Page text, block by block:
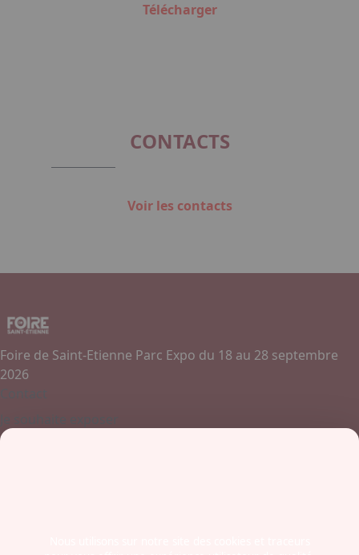
Télécharger
CONTACTS
Voir les contacts
Foire de Saint-Etienne Parc Expo du 18 au 28 septembre
2026
Contactez-nous